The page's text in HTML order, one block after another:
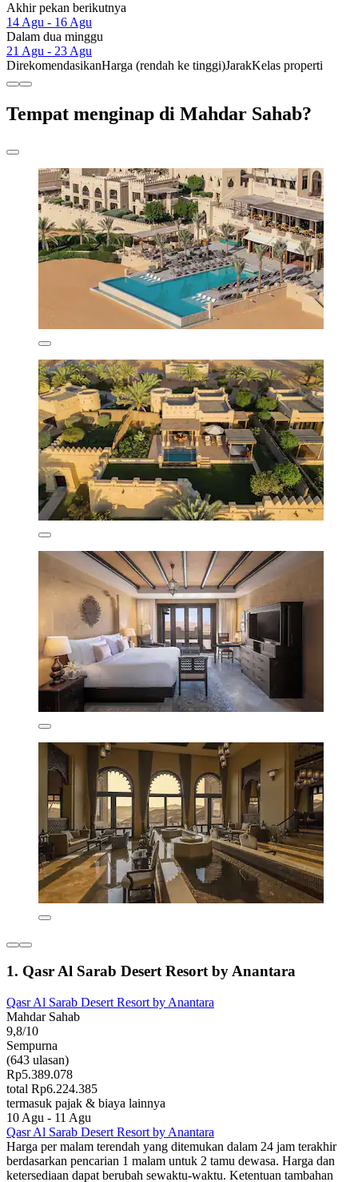
Akhir pekan berikutnya
14 Agu - 16 Agu
Dalam dua minggu
21 Agu - 23 Agu
DirekomendasikanHarga (rendah ke tinggi)JarakKelas properti
Tempat menginap di Mahdar Sahab?
1. Qasr Al Sarab Desert Resort by Anantara
Qasr Al Sarab Desert Resort by Anantara
Mahdar Sahab
9,8/10
Sempurna
(643 ulasan)
Rp5.389.078
total Rp6.224.385
termasuk pajak & biaya lainnya
10 Agu - 11 Agu
Qasr Al Sarab Desert Resort by Anantara
Harga per malam terendah yang ditemukan dalam 24 jam terakhir
berdasarkan pencarian 1 malam untuk 2 tamu dewasa. Harga dan
ketersediaan dapat berubah sewaktu-waktu. Ketentuan tambahan